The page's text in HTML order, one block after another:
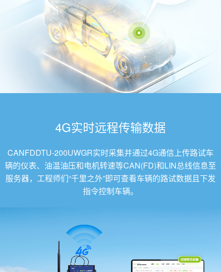
4G实时远程传输数据
CANFDDTU-200UWGR实时采集并通过4G通信上传路试车
辆的仪表、油温油压和电机转速等CAN(FD)和LIN总线信息至
服务器，工程师们“千里之外”即可查看车辆的路试数据且下发
指令控制车辆。